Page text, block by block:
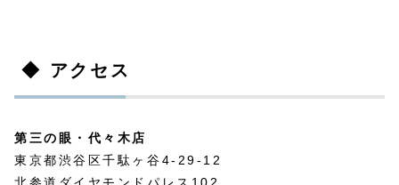
◆ アクセス
第三の眼・代々木店
東京都渋谷区千駄ヶ谷4-29-12